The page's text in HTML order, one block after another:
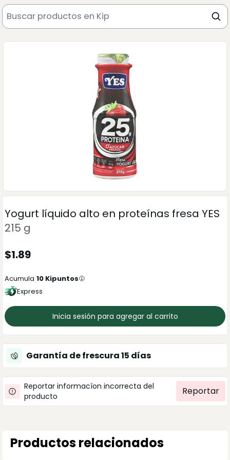
Yogurt líquido alto en proteínas fresa YES
215 g
$1.89
Acumula 10 Kipuntos
Express
Inicia sesión para agregar al carrito
Garantía de frescura15 días
Reportar informacíon incorrecta del
producto
Reportar
Productos relacionados